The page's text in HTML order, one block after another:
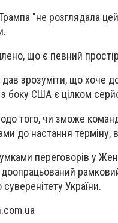
"не розглядала
що є певний
зрозуміти, що хоче
боку США є цілком
того, чи зможе
до настання
переговорів у
доопрацьований
України.